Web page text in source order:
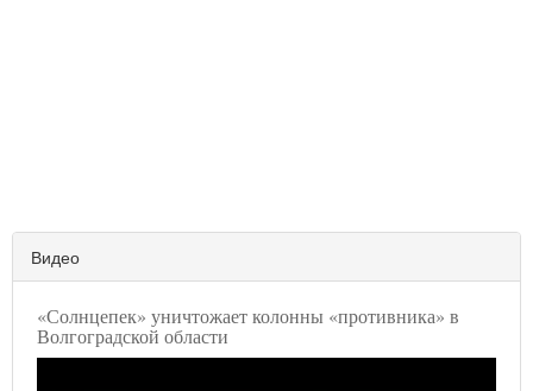
Видео
«Солнцепек» уничтожает колонны «противника» в
Волгоградской области